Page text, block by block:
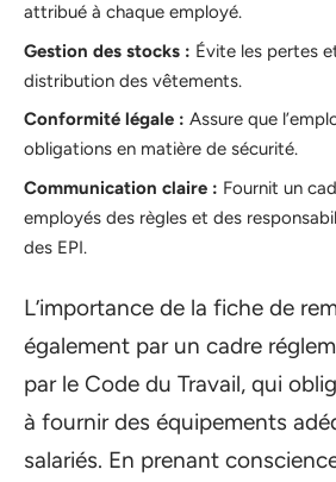
attribué à chaque employé.
Gestion des stocks : Évite les pertes
distribution des vêtements.
Conformité légale : Assure que
obligations en matière de sécurité.
Communication claire : Fournit un
employés des règles et des
des EPI.
L’importance de la fiche de
également par un cadre
par le Code du Travail, qui
à fournir des équipements
salariés. En prenant